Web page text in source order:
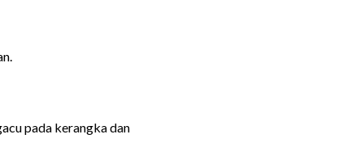
pada kerangka dan